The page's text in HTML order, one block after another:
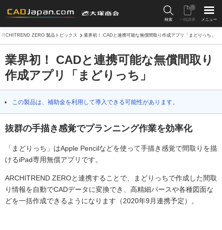
検索 一括請求
0
メニュー
ZERO 製品トピックス 業界初！ CADと連携可能な無償間取り作成アプリ「まどりっち」
業界初！ CADと連携可能な無償間取り
作成アプリ「まどりっち」
この製品は、補助金を利用して導入できる可能性があります。
抜群の手描き感覚でプランニング作業を効率化
「まどりっち」はApple Pencilなどを使って手描き感覚で間取りを描
けるiPad専用無償アプリです。
ARCHITREND ZEROと連携することで、まどりっちで作成した間取
り情報を自動でCADデータに変換でき、高精細パースや各種図面な
どを一括作成できるようになります（2020年9月連携予定）。